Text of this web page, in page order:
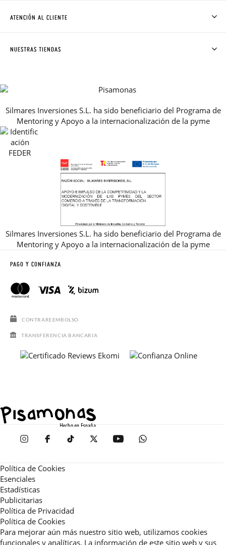
CÓMO COMPRAR
AVISO LEGAL, PRIVACIDAD Y COOKIES
GUIA DE TALLAS
REBAJAS
ATENCIÓN AL CLIENTE
NUESTRAS TIENDAS
Silmares Inversiones S.L. ha sido beneficiario del Programa de
Mentoring y Apoyo a la internacionalización de la pyme
Silmares Inversiones S.L. ha sido beneficiario del Programa de
Mentoring y Apoyo a la internacionalización de la pyme
PAGO Y CONFIANZA
CONTRAREEMBOLSO
TRANSFERENCIA BANCARIA
Política de Cookies
Esenciales
Estadísticas
Publicitarias
Política de Privacidad
Política de Cookies
Para mejorar aún más nuestro sitio web, utilizamos cookies
funcionales y analíticas. La información de este sitio web y sus